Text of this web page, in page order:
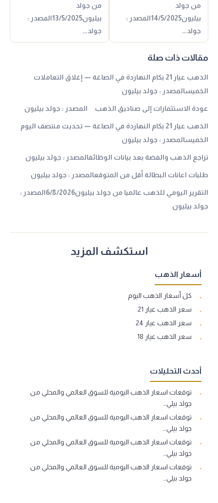
من جولد
بيليون14/5/2025المصدر :
جولد…
من جولد
بيليون13/5/2025المصدر :
جولد…
مقالات ذات صلة
الذهب عيار 21 بكام النهاردة في الصاغة — إغلاق التعاملات
الخميسالمصدر : جولد بيليون
عودة الاستثمارات إلى صناديق الذهب المصدر : جولد بيليون
الذهب عيار 21 بكام النهاردة في الصاغة — تحديث منتصف اليوم
الخميسالمصدر : جولد بيليون
تراجع الذهب والفضة بعد بيانات الوظائفالمصدر : جولد بيليون
طلبات اعانات البطالة أقل من المتوقعالمصدر : جولد بيليون
التقرير اليومي للذهب عالميا من جولد بيليون6/8/2026المصدر :
جولد بيليون
استكشف المزيد
أسعار الذهب
كل أسعار الذهب اليوم
سعر الذهب عيار 21
سعر الذهب عيار 24
سعر الذهب عيار 18
أحدث التحليلات
توقعات اسعار الذهب اليومية للسوق العالمي والمحلي من
جولد بيلي…
توقعات اسعار الذهب اليومية للسوق العالمي والمحلي من
جولد بيلي…
توقعات اسعار الذهب اليومية للسوق العالمي والمحلي من
جولد بيلي…
توقعات اسعار الذهب اليومية للسوق العالمي والمحلي من
جولد بيلي…